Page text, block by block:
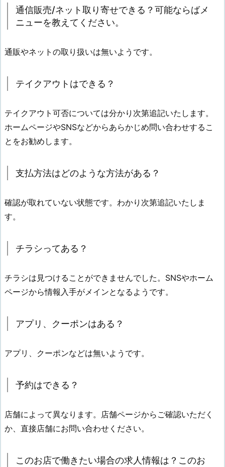
通信販売/ネット取り寄せできる？可能ならばメ
ニューを教えてください。
通販やネットの取り扱いは無いようです。
テイクアウトはできる？
テイクアウト可否については分かり次第追記いたします。
ホームページやSNSなどからあらかじめ問い合わせするこ
とをお勧めします。
支払方法はどのような方法がある？
確認が取れていない状態です。わかり次第追記いたしま
す。
チラシってある？
チラシは見つけることができませんでした。SNSやホーム
ページから情報入手がメインとなるようです。
アプリ、クーポンはある？
アプリ、クーポンなどは無いようです。
予約はできる？
店舗によって異なります。店舗ページからご確認いただく
か、直接店舗にお問い合わせください。
このお店で働きたい場合の求人情報は？このお